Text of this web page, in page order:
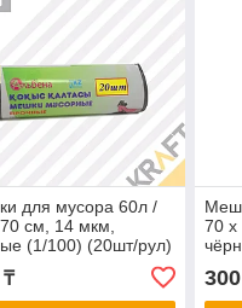
для мусора 60л /
см, 14 мкм,
(1/100) (20шт/рул)
70
300